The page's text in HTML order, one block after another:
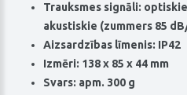
Trauksmes signāli:
akustiskie (zummers 85
Aizsardzības līmenis: IP42
Izmēri: 138 x 85 x 44 mm
Svars: apm. 300 g